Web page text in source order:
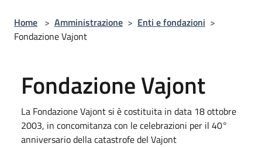
Home > Amministrazione > Enti e fondazioni >
Fondazione Vajont
Fondazione Vajont
La Fondazione Vajont si è costituita in data 18 ottobre
2003, in concomitanza con le celebrazioni per il 40°
anniversario della catastrofe del Vajont